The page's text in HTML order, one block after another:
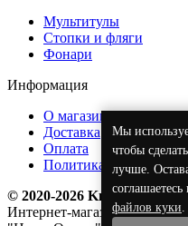
Мы
чтобы
лучше.
файлов куки.
Мультитулы
Стопки и фляги
Фонари
Информация
О магазине
Доставка
Оплата
Политика обработки
© 2020-2026 KnifeOpt.ru
Интернет-магазин